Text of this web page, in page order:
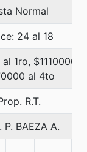
Normal
24 al 18
1ro, $1110000
al 4to
R.T.
P. BAEZA A.